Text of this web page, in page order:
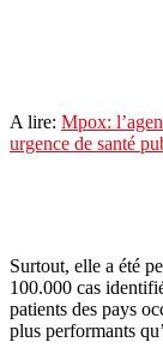
A lire: Mpox:
urgence de santé
Surtout, elle a été
100.000 cas
patients des pays
plus performants